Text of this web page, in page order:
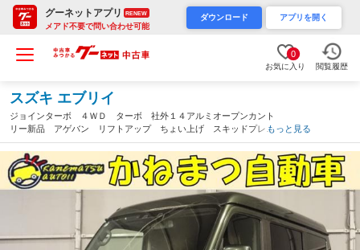
グーネットアプリ RENEW
メアド不要で問い合わせ可能
ダウンロード アプリを開く
0
お気に入り 閲覧履歴
スズキ エブリイ
ジョインターボ ４ＷＤ ターボ 社外１４アルミオープンカント
リー新品 アゲバン リフトアップ ちょい上げ スキッドプレー
ト ＥＴＣ カロッツェリアオーディオディスプレイ バックカメ
ラ ドラレコ 社外プッシュスタート（愛知県）
もっと見る